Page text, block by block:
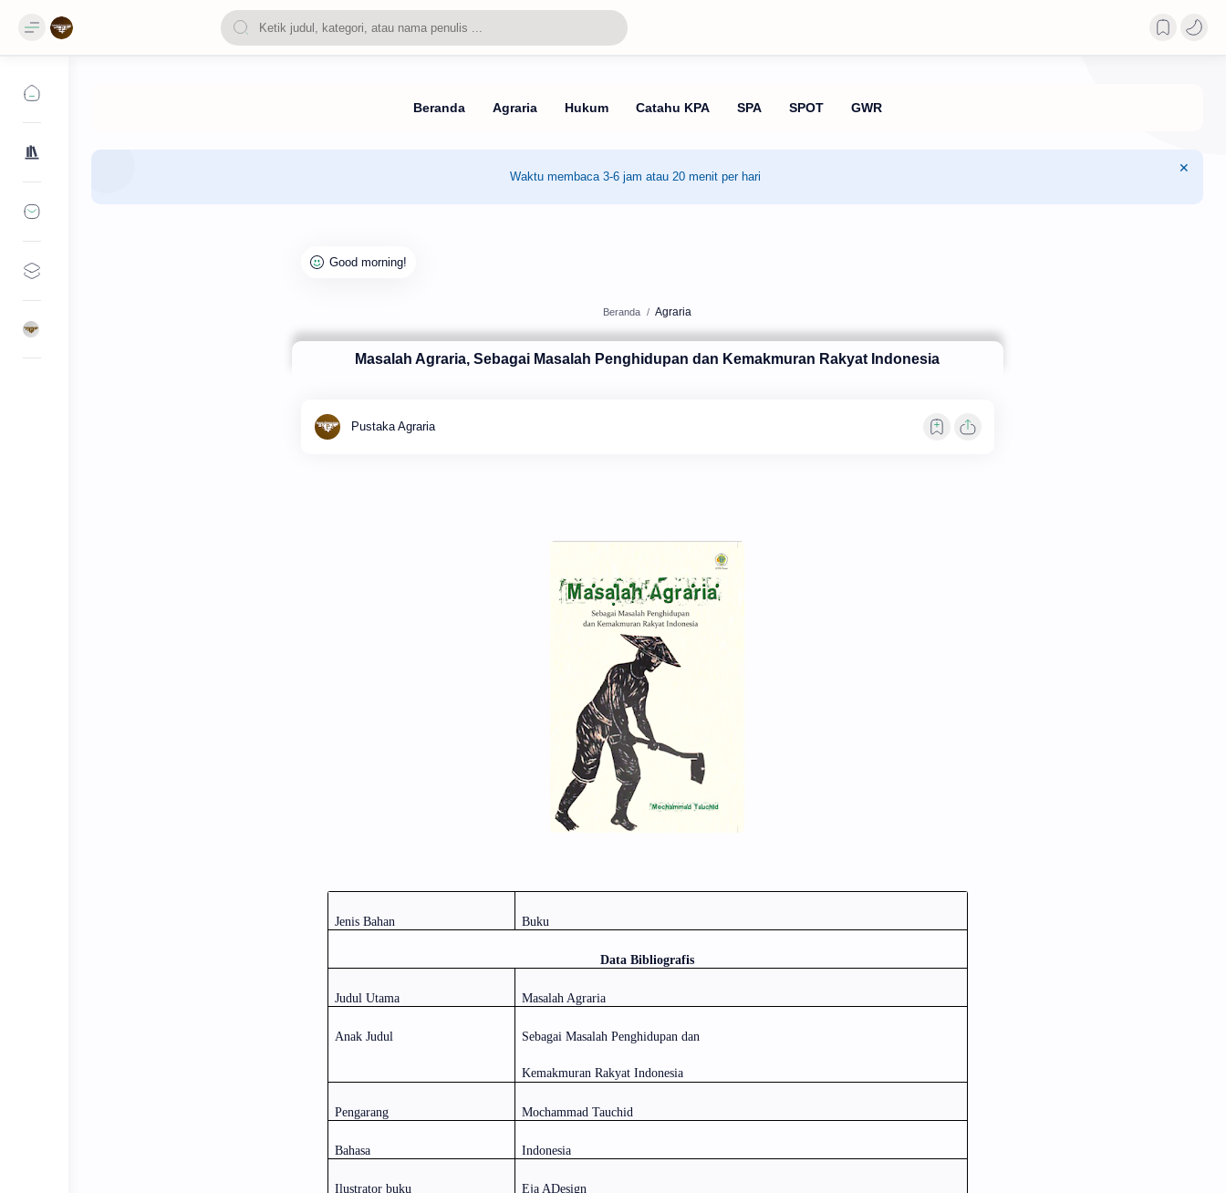
Waktu membaca 3-6 jam atau 20 menit per hari
Beranda Agraria
Masalah Agraria, Sebagai Masalah Penghidupan dan Kemakmuran Rakyat Indonesia
Jenis Bahan Buku
Data Bibliografis
Judul Utama Masalah Agraria
Anak Judul Sebagai Masalah Penghidupan dan
Kemakmuran Rakyat Indonesia
Pengarang Mochammad Tauchid
Bahasa Indonesia
Ilustrator buku Eja ADesign